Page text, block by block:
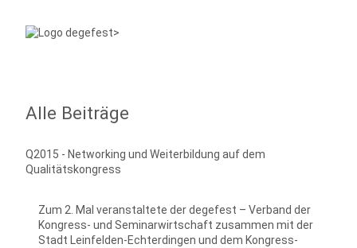
Alle Beiträge
Q2015 - Networking und Weiterbildung auf dem
Qualitätskongress
Zum 2. Mal veranstaltete der degefest – Verband der
Kongress- und Seminarwirtschaft zusammen mit der
Stadt Leinfelden-Echterdingen und dem Kongress-